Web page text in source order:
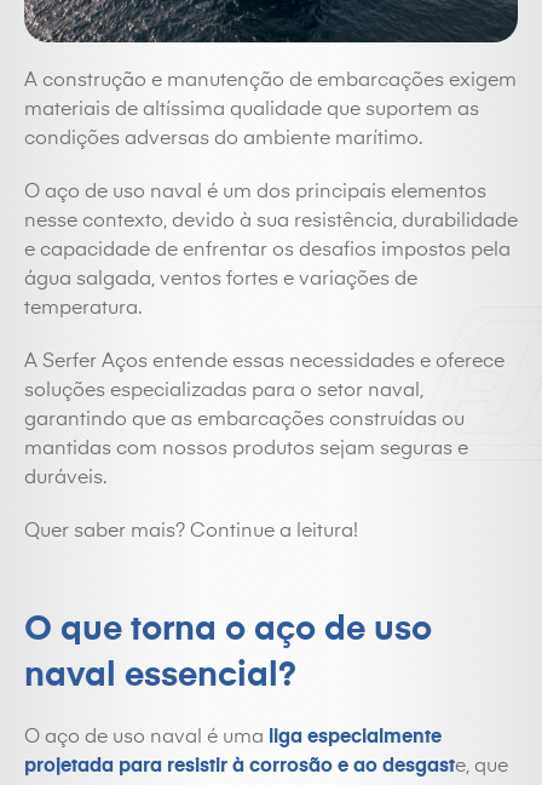
A construção e manutenção de embarcações exigem
materiais de altíssima qualidade que suportem as
condições adversas do ambiente marítimo.
O aço de uso naval é um dos principais elementos
nesse contexto, devido à sua resistência, durabilidade
e capacidade de enfrentar os desafios impostos pela
água salgada, ventos fortes e variações de
temperatura.
A Serfer Aços entende essas necessidades e oferece
soluções especializadas para o setor naval,
garantindo que as embarcações construídas ou
mantidas com nossos produtos sejam seguras e
duráveis.
Quer saber mais? Continue a leitura!
O que torna o aço de uso
naval essencial?
O aço de uso naval é uma
liga especialmente
projetada para resistir à corrosão e ao desgaste, que